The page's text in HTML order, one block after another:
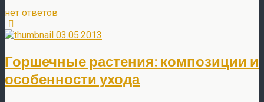
нет ответов
03.05.2013
Горшечные растения: композиции и
особенности ухода